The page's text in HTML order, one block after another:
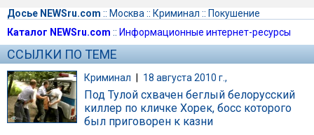
Досье NEWSru.com :: Москва :: Криминал :: Покушение
Каталог NEWSru.com :: Информационные интернет-ресурсы
ССЫЛКИ ПО ТЕМЕ
Криминал | 18 августа 2010 г.,
Под Тулой схвачен беглый белорусский
киллер по кличке Хорек, босс которого
был приговорен к казни